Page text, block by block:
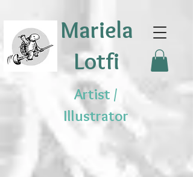
Mariela
Lotfi
Artist /
Illustrator